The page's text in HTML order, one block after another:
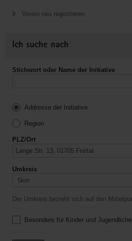
Verein neu registrieren
Ich suche nach
Stichwort oder Name der Initiative
Addresse der Initiative
Region
PLZ/Ort
Umkreis
Der Umkreis bezieht sich auf den
Besonders für Kinder und